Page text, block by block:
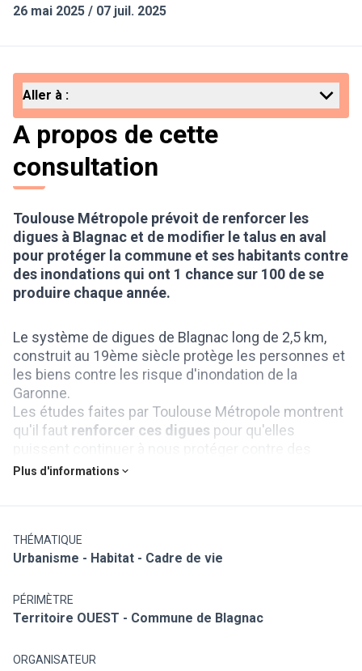
26 mai 2025 / 07 juil. 2025
A propos de cette
consultation
Toulouse Métropole prévoit de renforcer les
digues à Blagnac et de modifier le talus en aval
pour protéger la commune et ses habitants contre
des inondations qui ont 1 chance sur 100 de se
produire chaque année.
Le système de digues de Blagnac long de 2,5 km,
construit au 19ème siècle protège les personnes et
les biens contre les risque d'inondation de la
Garonne.
Les études faites par Toulouse Métropole montrent
qu'il faut renforcer ces digues pour qu'elles
inondations fréquentes jusqu'à des inondations
fonctionnement des digues et doit être adapté au
cours naturel de la Garonne.
projet vise à assurer la sécurité des habitants tout
en respectant les activités humaines et le milieu
Il prévoit de renforcer les digues de Blagnac et de
Plus d'informations
Aller à :
THÉMATIQUE
Urbanisme - Habitat - Cadre de vie
PÉRIMÈTRE
Territoire OUEST - Commune de Blagnac
ORGANISATEUR